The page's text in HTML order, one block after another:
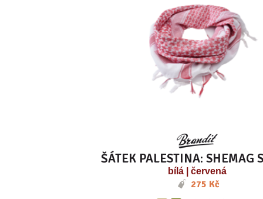
ŠÁTEK PALESTINA: SHEMAG
bílá | červená
275 Kč